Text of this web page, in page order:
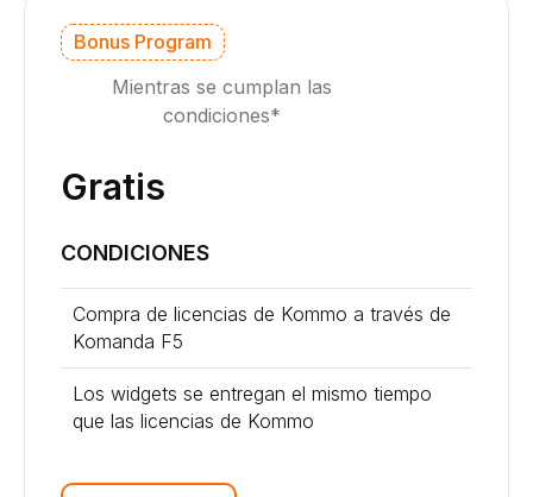
Bonus Program
Mientras se cumplan las
condiciones*
Gratis
CONDICIONES
Compra de licencias de Kommo a través de
Komanda F5
Los widgets se entregan el mismo tiempo
que las licencias de Kommo